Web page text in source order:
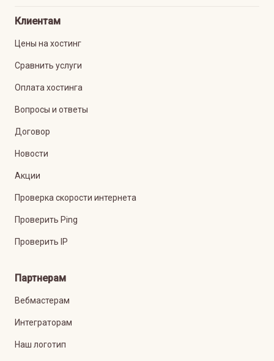
Клиентам
Цены на хостинг
Сравнить услуги
Оплата хостинга
Вопросы и ответы
Договор
Новости
Акции
Проверка скорости интернета
Проверить Ping
Проверить IP
Партнерам
Вебмастерам
Интеграторам
Наш логотип